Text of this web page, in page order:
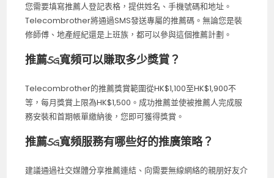
您需要填寫推薦人登記表格，提供姓名、手機號碼和地址。
Telecombrother將通過SMS發送專屬的推薦碼。無論您是裝
修師傅、地產經紀還是上班族，都可以參與這個推薦計劃。
推薦5G寬頻可以賺取多少獎賞？
Telecombrother的推薦獎賞範圍從HK$1,100至HK$1,900不
等，每月獎賞上限為HK$1,500。成功推薦並使被推薦人完成服
務安裝和首期帳單繳納後，您即可獲得獎賞。
推薦5G寬頻服務有哪些好的推廣策略？
建議通過社交媒體分享推薦連結、向需要無線網絡的親朋好友介